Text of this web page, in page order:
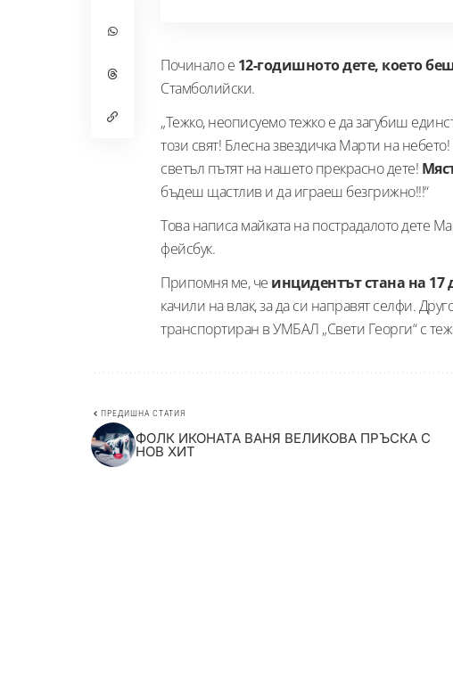
Починало е 12-годишното дете, което
Стамболийски.
„Тежко, неописуемо тежко е да загубиш
този свят! Блесна звездичка Марти на
светъл пътят на нашето прекрасно дете!
бъдеш щастлив и да играеш безгрижно!!!“
Това написа майката на пострадалото дете
фейсбук.
Припомня ме, че инцидентът стана на 17
качили на влак, за да си направят селфи.
транспортиран в УМБАЛ „Свети Георги“ с
ПРЕДИШНА СТАТИЯ
ФОЛК ИКОНАТА ВАНЯ ВЕЛИКОВА ПРЪСКА С
НОВ ХИТ